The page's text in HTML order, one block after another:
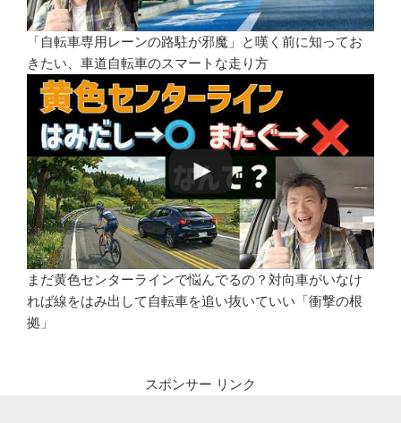
「自転車専用レーンの路駐が邪魔」と嘆く前に知ってお
きたい、車道自転車のスマートな走り方
まだ黄色センターラインで悩んでるの？対向車がいなけ
れば線をはみ出して自転車を追い抜いていい「衝撃の根
拠」
スポンサー リンク